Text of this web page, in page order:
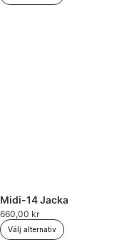
Midi-14 Jacka
660,00 kr
Välj alternativ